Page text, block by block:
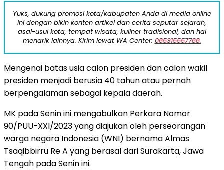
Yuks, dukung promosi kota/kabupaten Anda di media online
ini dengan bikin konten artikel dan cerita seputar sejarah,
asal-usul kota, tempat wisata, kuliner tradisional, dan hal
menarik lainnya. Kirim lewat WA Center: 085315557788.
Mengenai batas usia calon presiden dan calon wakil
presiden menjadi berusia 40 tahun atau pernah
berpengalaman sebagai kepala daerah.
MK pada Senin ini mengabulkan Perkara Nomor
90/PUU-XXI/2023 yang diajukan oleh perseorangan
warga negara Indonesia (WNI) bernama Almas
Tsaqibbirru Re A yang berasal dari Surakarta, Jawa
Tengah pada Senin ini.